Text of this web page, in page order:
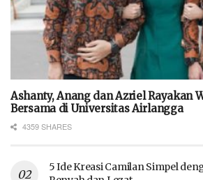
Ashanty, Anang dan Azriel Rayakan
Bersama di Universitas Airlangga
4359 SHARES
5 Ide Kreasi Camilan Simpel